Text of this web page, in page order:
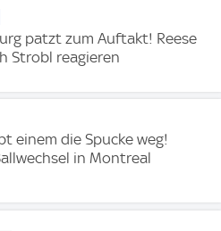
patzt zum Auftakt! Reese
Strobl reagieren
einem die Spucke weg!
in Montreal